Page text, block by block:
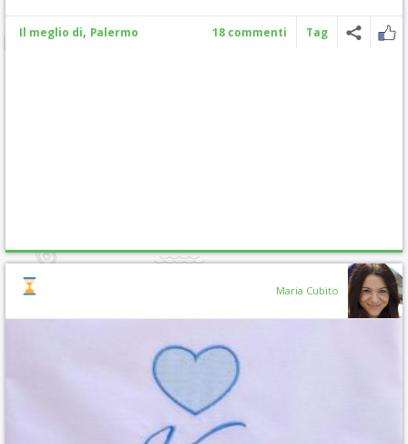
Il meglio di, Palermo 18 commenti Tag
Maria Cubito